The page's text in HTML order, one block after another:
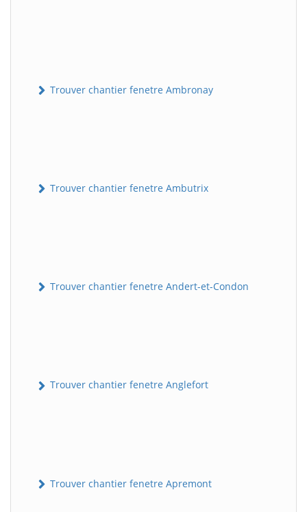
Trouver chantier fenetre Ambronay
Trouver chantier fenetre Ambutrix
Trouver chantier fenetre Andert-et-Condon
Trouver chantier fenetre Anglefort
Trouver chantier fenetre Apremont